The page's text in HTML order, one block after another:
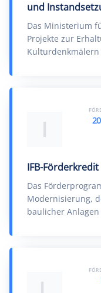
und
Das Ministerium
Projekte zur
Kulturdenkmälern
I
IFB-
Das
Modernisierung,
baulicher